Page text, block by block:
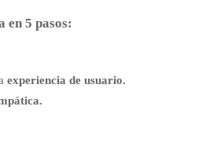
en 5 pasos:
experiencia de usuario.